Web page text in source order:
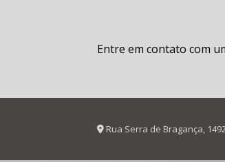
Entre em contato com
Rua Serra de Bragança,